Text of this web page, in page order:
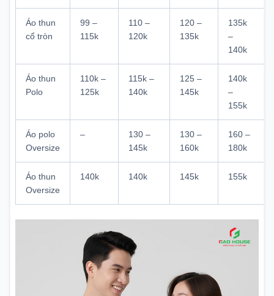
Áo thun
cổ tròn
99 –
115k
110 –
120k
120 –
135k
135k
–
140k
Áo thun
Polo
110k –
125k
115k –
140k
125 –
145k
140k
–
155k
Áo polo
Oversize
–
130 –
145k
130 –
160k
160 –
180k
Áo thun
Oversize
140k 140k 145k 155k